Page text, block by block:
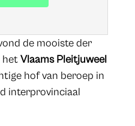
de mooiste der
hetVlaams Pleitjuweel
hof van beroep in
interprovinciaal